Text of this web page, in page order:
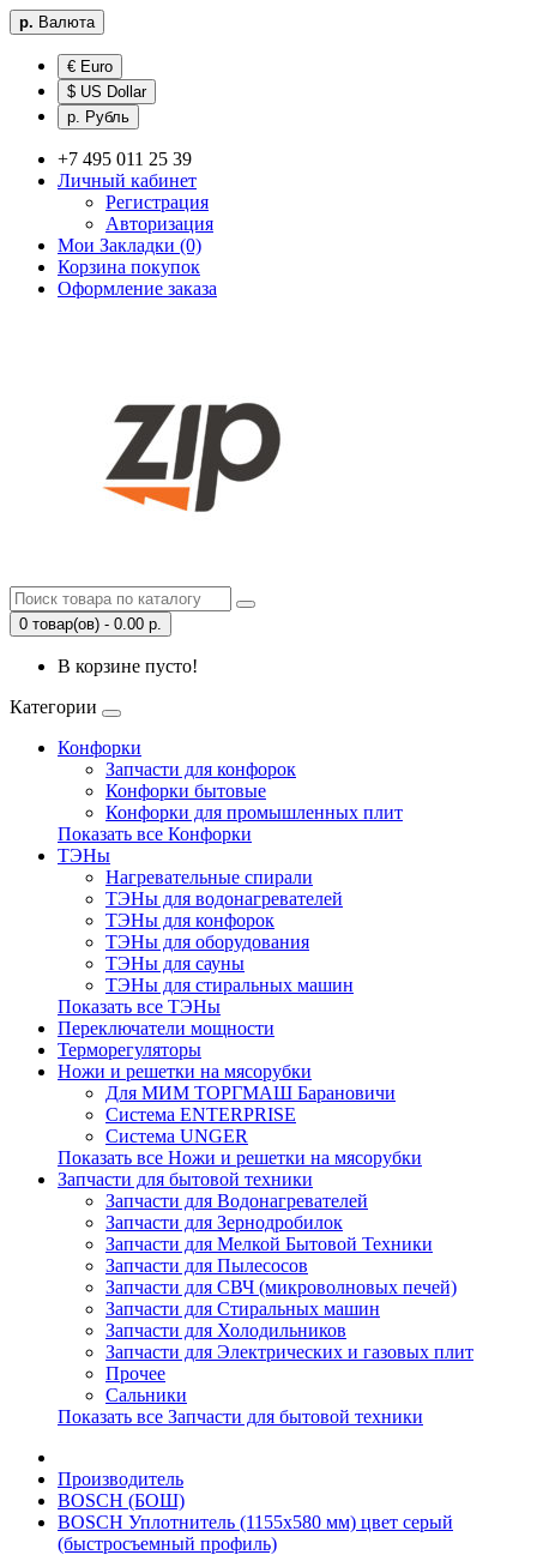
р. Валюта
€ Euro
$ US Dollar
р. Рубль
+7 495 011 25 39
Личный кабинет
Регистрация
Авторизация
Мои Закладки (0)
Корзина покупок
Оформление заказа
0 товар(ов) - 0.00 р.
В корзине пусто!
Категории
Конфорки
Запчасти для конфорок
Конфорки бытовые
Конфорки для промышленных плит
Показать все Конфорки
ТЭНы
Нагревательные спирали
ТЭНы для водонагревателей
ТЭНы для конфорок
ТЭНы для оборудования
ТЭНы для сауны
ТЭНы для стиральных машин
Показать все ТЭНы
Переключатели мощности
Терморегуляторы
Ножи и решетки на мясорубки
Для МИМ ТОРГМАШ Барановичи
Система ENTERPRISE
Система UNGER
Показать все Ножи и решетки на мясорубки
Запчасти для бытовой техники
Запчасти для Водонагревателей
Запчасти для Зернодробилок
Запчасти для Мелкой Бытовой Техники
Запчасти для Пылесосов
Запчасти для СВЧ (микроволновых печей)
Запчасти для Стиральных машин
Запчасти для Холодильников
Запчасти для Электрических и газовых плит
Прочее
Сальники
Показать все Запчасти для бытовой техники
Производитель
BOSCH (БОШ)
BOSCH Уплотнитель (1155х580 мм) цвет серый
(быстросъемный профиль)